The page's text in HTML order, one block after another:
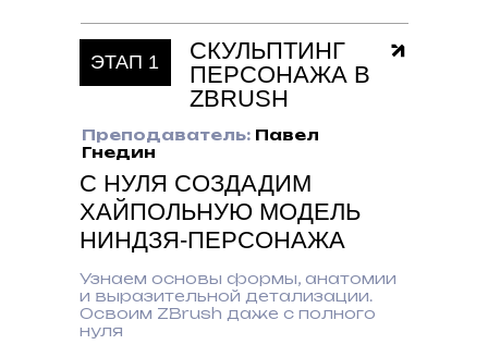
ЭТАП 1
Преподаватель: Павел
Гнедин
СКУЛЬПТИНГ
ПЕРСОНАЖА В
ZBRUSH
С НУЛЯ СОЗДАДИМ
ХАЙПОЛЬНУЮ МОДЕЛЬ
НИНДЗЯ-ПЕРСОНАЖА
Узнаем основы формы, анатомии
и выразительной детализации.
Освоим ZBrush даже с полного
нуля